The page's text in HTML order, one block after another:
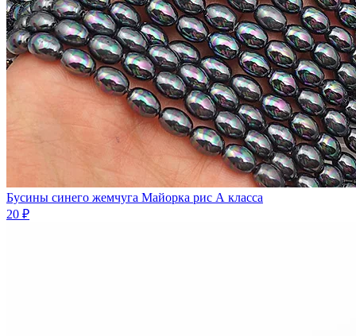
Бусины синего жемчуга Майорка рис А класса
20 ₽